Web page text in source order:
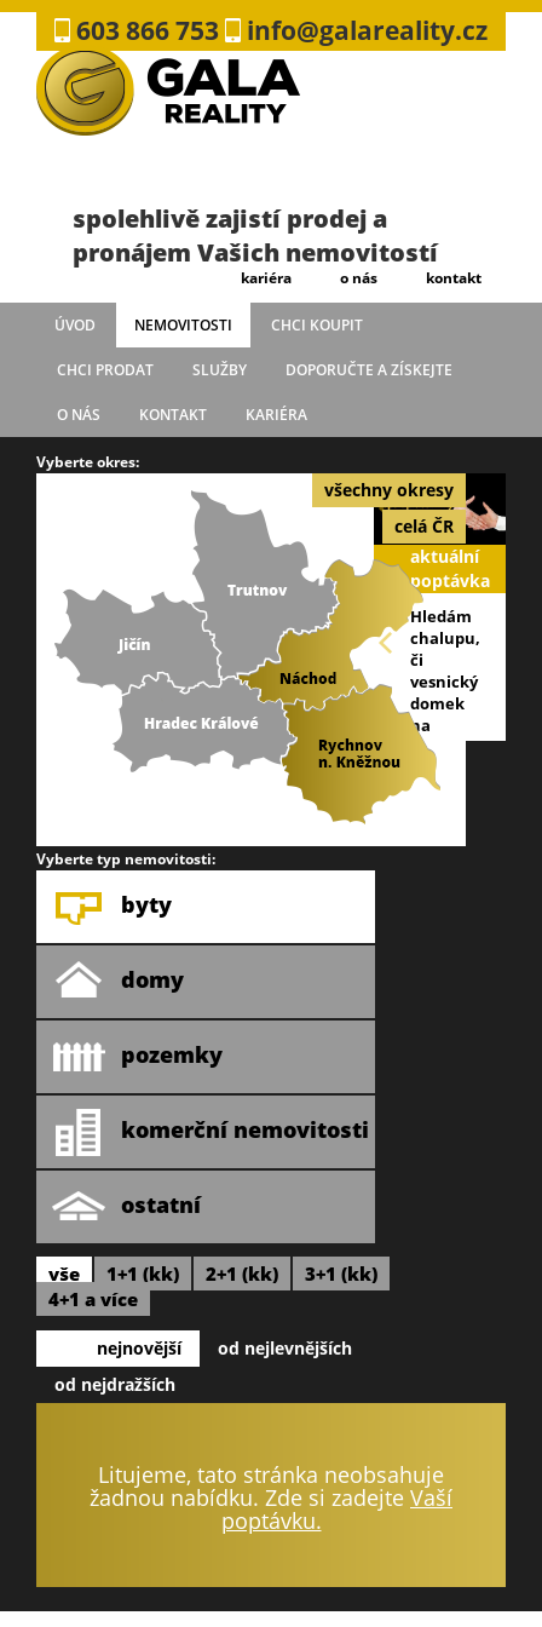
603 866 753 info@galareality.cz
spolehlivě zajistí prodej a
pronájem Vašich nemovitostí
kariéra o nás kontakt
ÚVOD NEMOVITOSTI CHCI KOUPIT
CHCI PRODAT SLUŽBY DOPORUČTE A ZÍSKEJTE
O NÁS KONTAKT KARIÉRA
Vyberte okres:
celá ČR
všechny okresy
Vyberte typ nemovitosti:
byty
domy
pozemky
komerční nemovitosti
ostatní
aktuální
poptávka
Hledám
chalupu,
či
vesnický
domek
na
náchodsku,
nejlépe
v
vše 1+1 (kk) 2+1 (kk)
3+1 (kk)
4+1 a více
nejnovější
od nejlevnějších
od nejdražších
Litujeme, tato stránka neobsahuje
žadnou nabídku. Zde si zadejte Vaší
poptávku.